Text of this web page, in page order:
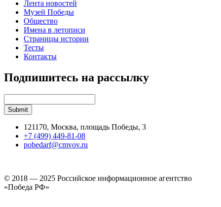
Лента новостей
Музей Победы
Общество
Имена в летописи
Страницы истории
Тесты
Контакты
Подпишитесь на рассылку
121170, Москва, площадь Победы, 3
+7 (499) 449-81-08
pobedarf@cmvov.ru
© 2018 — 2025 Российское информационное агентство
«Победа РФ»